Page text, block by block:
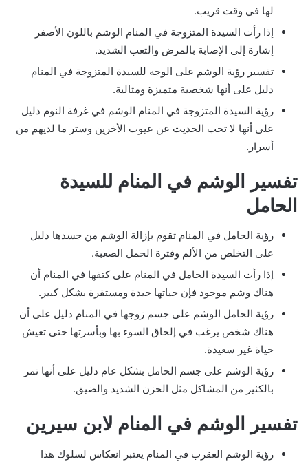
لها في وقت قريب.
إذا رأت السيدة المتزوجة في المنام الوشم باللون الأصفر
إشارة إلى الإصابة بالمرض والتعب الشديد.
تفسير رؤية الوشم على الوجه للسيدة المتزوجة في المنام
دليل على أنها شخصية متميزة ومثالية.
رؤية السيدة المتزوجة في المنام الوشم في غرفة النوم دليل
على أنها لا تحب الحديث عن عيوب الأخرين وستر ما لديهم من
أسرار.
تفسير الوشم في المنام للسيدة
الحامل
رؤية الحامل في المنام تقوم بإزالة الوشم من جسدها دليل
على التخلص من الألم وفترة الحمل الصعبة.
إذا رأت السيدة الحامل في المنام على كتفها في المنام أن
هناك وشم موجود فإن حياتها جيدة ومستقرة بشكل كبير.
رؤية الحامل الوشم على جسم زوجها في المنام دليل على أن
هناك شخص يرغب في إلحاق السوء بها وبأسرتها حتى تعيش
حياة غير سعيدة.
رؤية الوشم على جسم الحامل بشكل عام دليل على أنها تمر
بالكثير من المشاكل مثل الحزن الشديد والضيق.
تفسير الوشم في المنام لابن سيرين
رؤية الوشم العقرب في المنام يعتبر انعكاس لسلوك هذا